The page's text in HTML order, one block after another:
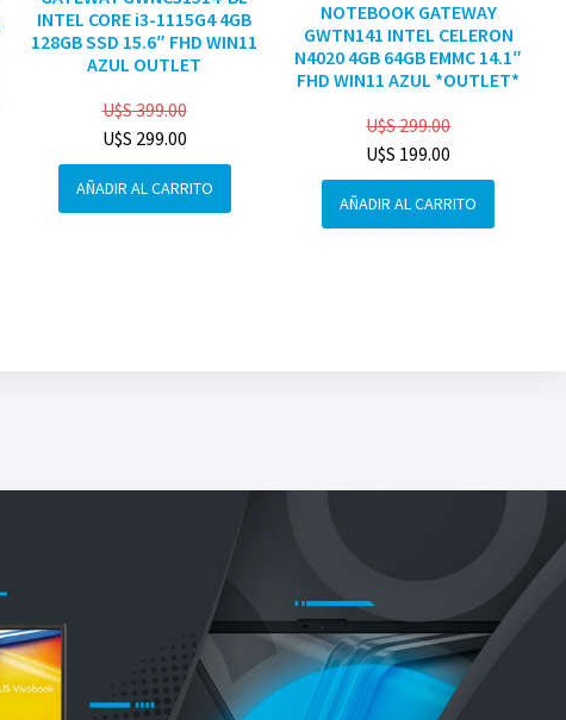
INTEL CORE i3-1115G4 4GB
128GB SSD 15.6″ FHD WIN11
AZUL OUTLET
U$S399.00
U$S 299.00
AÑADIR AL CARRITO
NOTEBOOK GATEWAY
GWTN141 INTEL CELERON
N4020 4GB 64GB EMMC 14.1″
FHD WIN11 AZUL *OUTLET*
U$S299.00
U$S 199.00
AÑADIR AL CARRITO